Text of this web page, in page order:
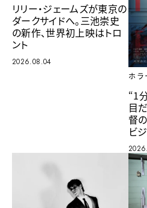
リリー・ジェームズが東京の
ダークサイドへ。三池崇史
の新作、世界初上映はトロ
ント
2026.08.04
ホラ
“1
目
督
ビ